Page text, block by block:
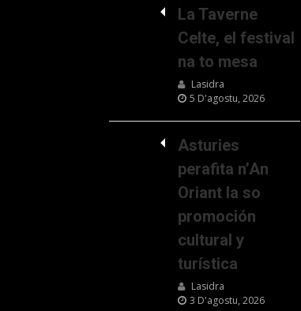
La Taverne
Celte, el festival
na to mesa
Lasidra
5 D'agostu, 2026
Asturies
perafita n’An
Oriant la so
promoción
cultural y
turística
Lasidra
3 D'agostu, 2026